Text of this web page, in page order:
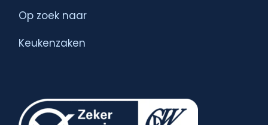
Op zoek naar
Keukenzaken